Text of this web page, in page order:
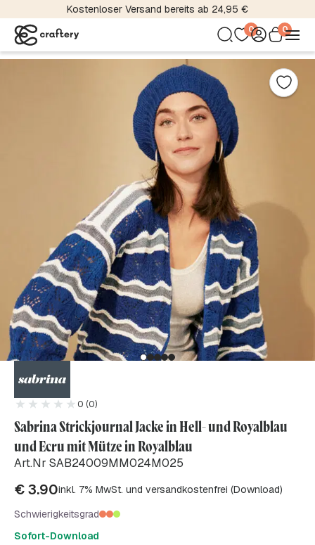
Kostenloser Versand bereits ab 24,95 €
0 0
0 (0)
Sabrina Strickjournal Jacke in Hell- und Royalblau
und Ecru mit Mütze in Royalblau
Art.Nr SAB24009MM024M025
€3.90inkl. 7% MwSt. und versandkostenfrei (Download)
Schwierigkeitsgrad
Sofort-Download